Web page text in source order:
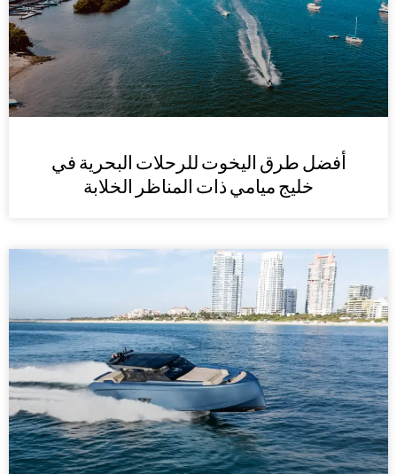
أفضل طرق اليخوت للرحلات البحرية في
خليج ميامي ذات المناظر الخلابة